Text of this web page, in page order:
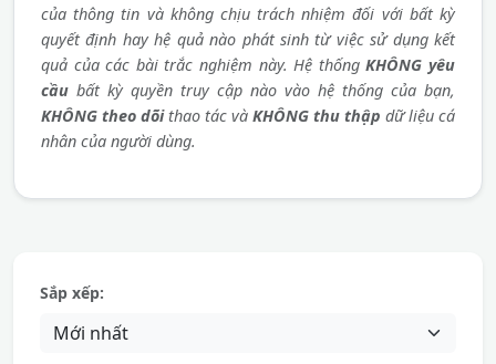
của thông tin và không chịu trách nhiệm đối với bất kỳ
quyết định hay hệ quả nào phát sinh từ việc sử dụng kết
quả của các bài trắc nghiệm này. Hệ thốngKHÔNG yêu
cầu bất kỳ quyền truy cập nào vào hệ thống của bạn,
KHÔNG theo dõithao tác và KHÔNG thu thập dữ liệu cá
nhân của người dùng.
Sắp xếp: